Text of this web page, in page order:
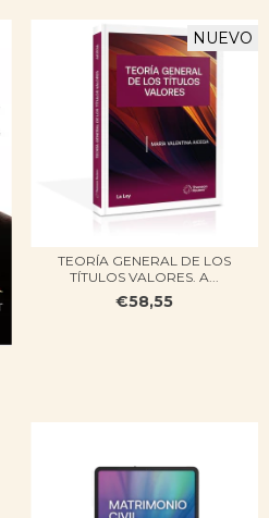
NUEVO
TEORÍA GENERAL DE LOS
TÍTULOS VALORES. A...
€58,55